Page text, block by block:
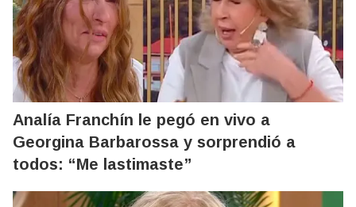
Analía Franchín le pegó en vivo a
Georgina Barbarossa y sorprendió a
todos: “Me lastimaste”